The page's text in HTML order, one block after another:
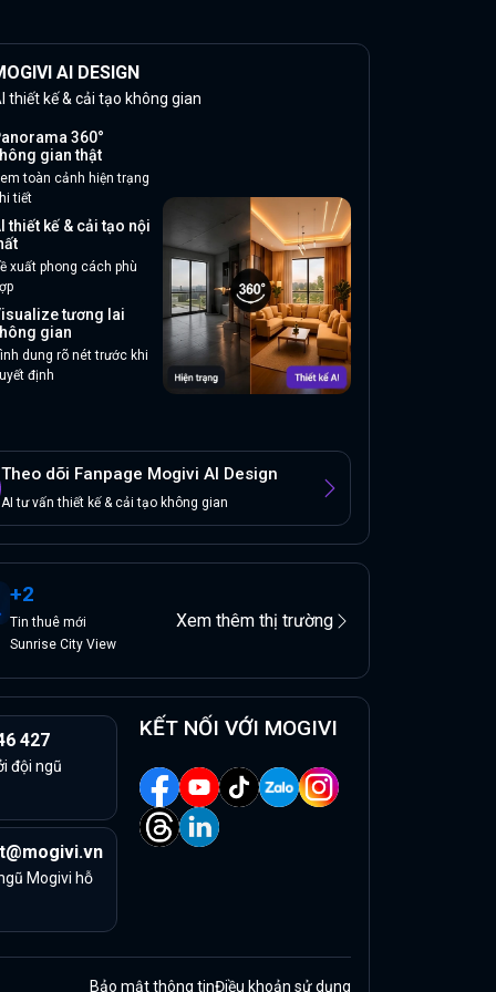
AI DESIGN
thiết kế & cải tạo không gian
360°
gian thật
toàn cảnh hiện trạng
tiết
thiết kế & cải tạo nội
xuất phong cách phù
tương lai
gian
dung rõ nét trước khi
định
Theo dõi Fanpage Mogivi AI Design
AI tư vấn thiết kế & cải tạo không gian
+2
Tinthuê mới
Sunrise City View
Xem thêm thị trường
427
đội ngũ
Mogivi hỗ
KẾT NỐI VỚI MOGIVI
Bảo mật thông tinĐiều khoản sử dụng